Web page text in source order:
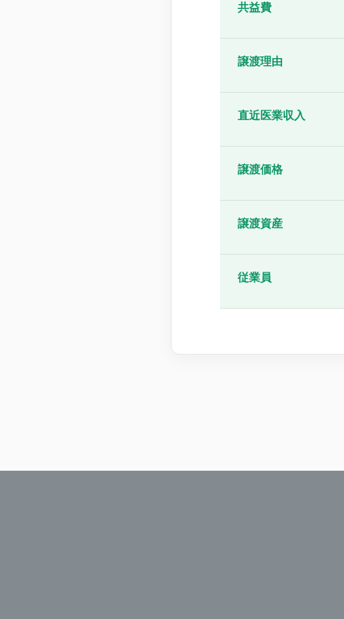
共益費
譲渡理由
直近医業収入
譲渡価格
譲渡資産
従業員